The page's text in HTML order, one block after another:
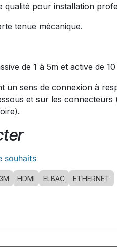
qualité pour installation
tenue mécanique.
de 1 à 5m et active de
un sens de connexion à
et sur les connecteurs
souhaits
HDMI ELBAC ETHERNET